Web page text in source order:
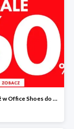
Wyprzedaż w Office Shoes do 60%